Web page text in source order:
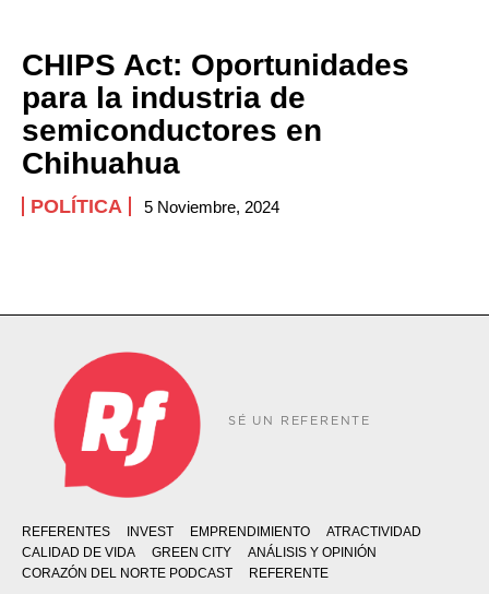
CHIPS Act: Oportunidades
para la industria de
semiconductores en
Chihuahua
POLÍTICA 5 Noviembre, 2024
SÉ UN REFERENTE
REFERENTES INVEST EMPRENDIMIENTO
ATRACTIVIDAD
CALIDAD DE VIDA
GREEN CITY
ANÁLISIS Y OPINIÓN
CORAZÓN DEL NORTE PODCAST
REFERENTE